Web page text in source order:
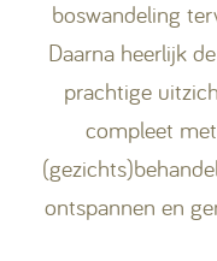
boswandeling
Daarna heerlijk
prachtige
compleet
ontspannen en